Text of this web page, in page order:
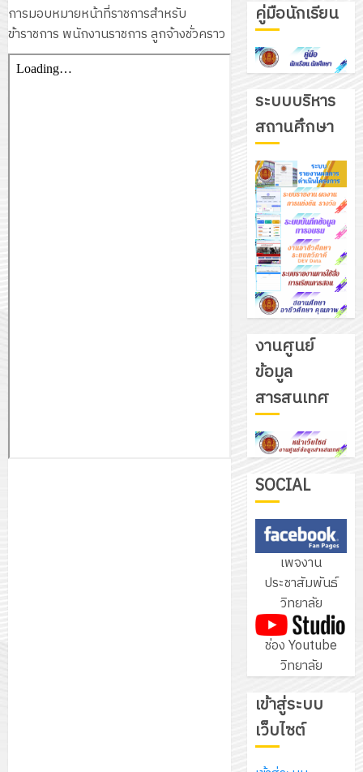
การมอบหมายหน้าที่ราชการสำหรับ
ข้าราชการ พนักงานราชการ ลูกจ้างชั่วคราว
คู่มือนักเรียน
ระบบบริหาร
สถานศึกษา
งานศูนย์
ข้อมูล
สารสนเทศ
SOCIAL
เพจงาน
ประชาสัมพันธ์
วิทยาลัย
ช่อง Youtube
วิทยาลัย
เข้าสู่ระบบ
เว็บไซต์
3
ชุด
ฝึก
PLC
สำหรับ
เขียน
โปรแกรม
ให้
กับ
วิชา
4
โครงการ
ฝึก
อบรม
ลูก
เสือ